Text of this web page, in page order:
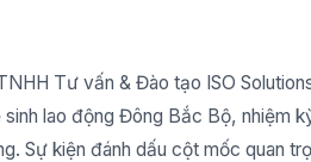
Tư vấn & Đào tạo ISO
sinh lao động Đông Bắc Bộ, nhiệm
Sự kiện đánh dấu cột mốc quan